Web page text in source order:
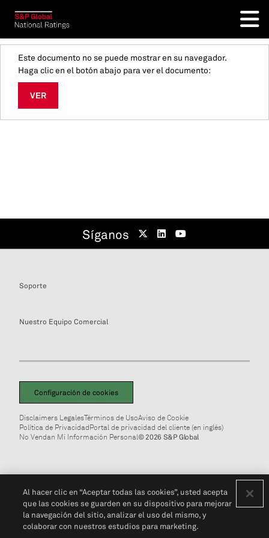
Este documento no se puede mostrar en su navegador.
Haga clic en el botón abajo para ver el documento:
VER
Síganos
Soporte
Nuestro Equipo Comercial
Configuración de cookies
Disclaimers LegalesTérminos de UsoAviso de Cookie
Política de PrivacidadPortal de privacidad del cliente (en inglés)
No Vendan Mi Información Personal© 2026 S&P Global
Al hacer clic en “Aceptar todas las cookies”, usted acepta
que las cookies se guarden en su dispositivo para mejorar
la navegación del sitio, analizar el uso del mismo, y
colaborar con nuestros estudios para marketing.